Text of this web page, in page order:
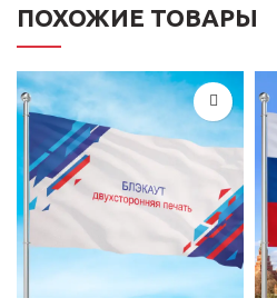
ПОХОЖИЕ ТОВАРЫ